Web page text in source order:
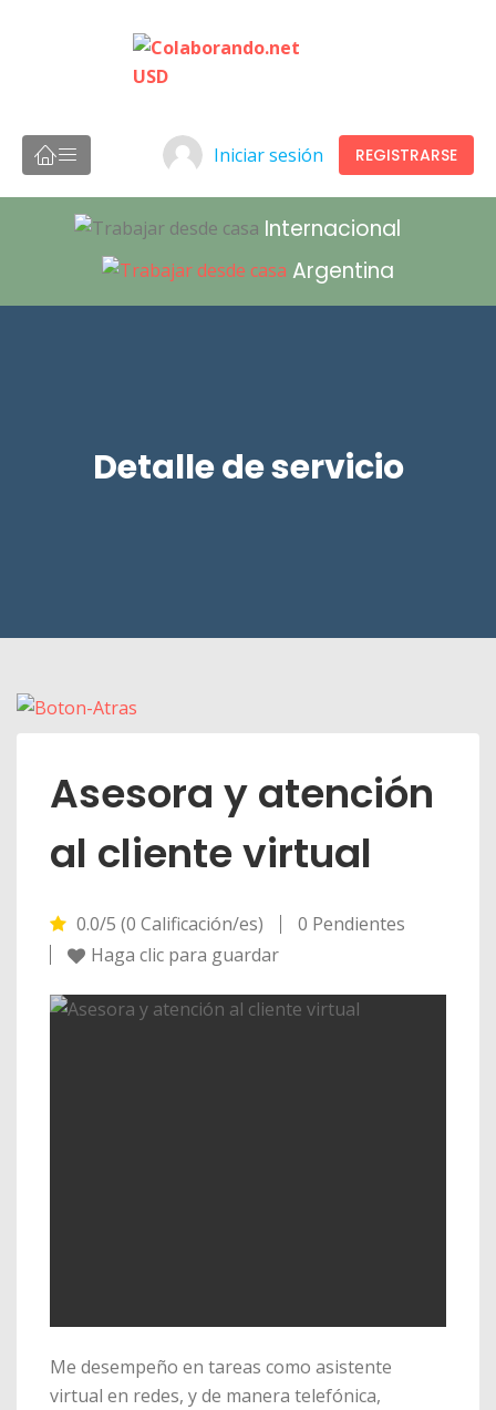
Iniciar sesión REGISTRARSE
Internacional
Argentina
Detalle de servicio
Asesora y atención
al cliente virtual
0.0/5 (0 Calificación/es)
0 Pendientes
Haga clic para guardar
Me desempeño en tareas como asistente
virtual en redes, y de manera telefónica,